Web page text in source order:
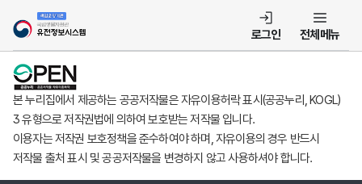
로그인 전체메뉴
본 누리집에서 제공하는 공공저작물은 자유이용허락 표시(공공누리, KOGL)
3 유형으로 저작권법에 의하여 보호받는 저작물 입니다.
이용자는 저작권 보호정책을 준수하여야 하며, 자유이용의 경우 반드시
저작물 출처 표시 및 공공저작물을 변경하지 않고 사용하셔야 합니다.